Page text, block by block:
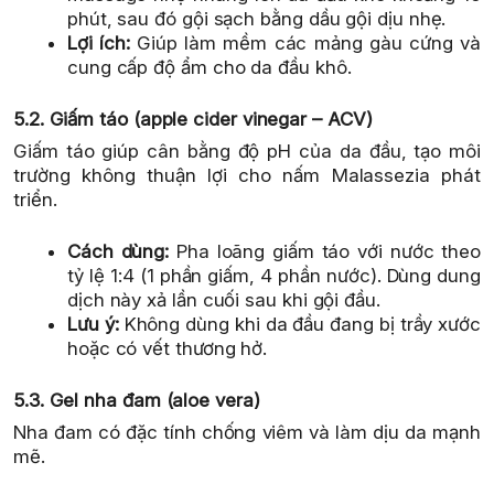
phút, sau đó gội sạch bằng dầu gội dịu nhẹ.
Lợi ích:Giúp làm mềm các mảng gàu cứng và
cung cấp độ ẩm cho da đầu khô.
5.2. Giấm táo (apple cider vinegar – ACV)
Giấm táo giúp cân bằng độ pH của da đầu, tạo môi
trường không thuận lợi cho nấm Malassezia phát
triển.
Cách dùng: Pha loãng giấm táo với nước theo
tỷ lệ 1:4 (1 phần giấm, 4 phần nước). Dùng dung
dịch này xả lần cuối sau khi gội đầu.
Lưu ý:Không dùng khi da đầu đang bị trầy xước
hoặc có vết thương hở.
5.3. Gel nha đam (aloe vera)
Nha đam có đặc tính chống viêm và làm dịu da mạnh
mẽ.